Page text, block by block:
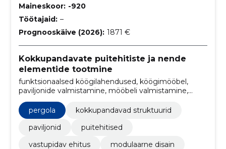
Maineskoor: -920
Töötajaid: –
Prognooskäive (2026): 1871 €
Kokkupandavate puitehitiste ja nende
elementide tootmine
funktsionaalsed köögilahendused, köögimööbel,
paviljonide valmistamine, mööbeli valmistamine,
käsitsi valmistatud puidust suveköögid, unikaalsed
disainilahendused, ilmastikukindlad ehitised,
paindlikud lahendused, eri suurusega ehitised,
elutoamööbel
pergola
kokkupandavad struktuurid
paviljonid
puitehitised
vastupidav ehitus
modulaarne disain